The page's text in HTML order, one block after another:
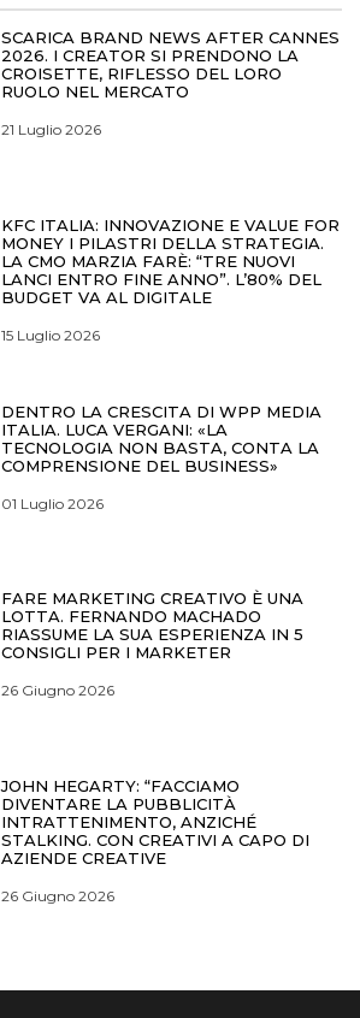
SCARICA BRAND NEWS AFTER CANNES
2026. I CREATOR SI PRENDONO LA
CROISETTE, RIFLESSO DEL LORO
RUOLO NEL MERCATO
21 Luglio 2026
KFC ITALIA: INNOVAZIONE E VALUE FOR
MONEY I PILASTRI DELLA STRATEGIA.
LA CMO MARZIA FARÈ: “TRE NUOVI
LANCI ENTRO FINE ANNO”. L’80% DEL
BUDGET VA AL DIGITALE
15 Luglio 2026
DENTRO LA CRESCITA DI WPP MEDIA
ITALIA. LUCA VERGANI: «LA
TECNOLOGIA NON BASTA, CONTA LA
COMPRENSIONE DEL BUSINESS»
01 Luglio 2026
FARE MARKETING CREATIVO È UNA
LOTTA. FERNANDO MACHADO
RIASSUME LA SUA ESPERIENZA IN 5
CONSIGLI PER I MARKETER
26 Giugno 2026
JOHN HEGARTY: “FACCIAMO
DIVENTARE LA PUBBLICITÀ
INTRATTENIMENTO, ANZICHÉ
STALKING. CON CREATIVI A CAPO DI
AZIENDE CREATIVE
26 Giugno 2026